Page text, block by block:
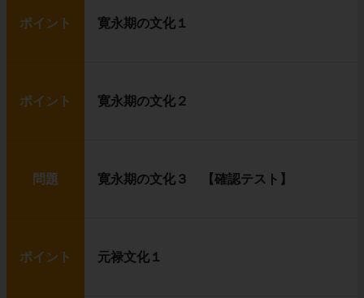
ポイント 寛永期の文化１
ポイント 寛永期の文化２
問題 寛永期の文化３ 【確認テスト】
ポイント 元禄文化１